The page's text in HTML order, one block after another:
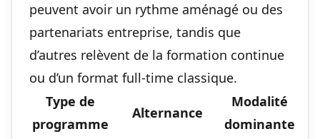
peuvent avoir un rythme aménagé ou des
partenariats entreprise, tandis que
d’autres relèvent de la formation continue
ou d’un format full-time classique.
Type de
programme
Alternance
Modalité
dominante